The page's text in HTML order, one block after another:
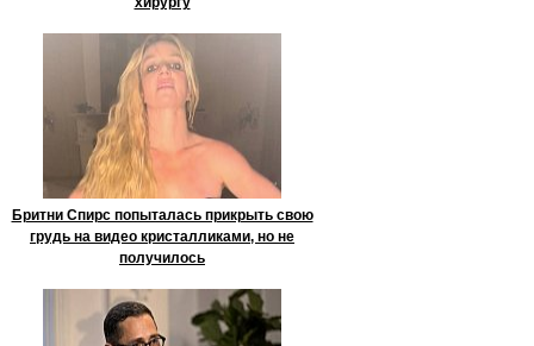
Бритни Спирс попыталась прикрыть свою
грудь на видео кристалликами, но не
получилось